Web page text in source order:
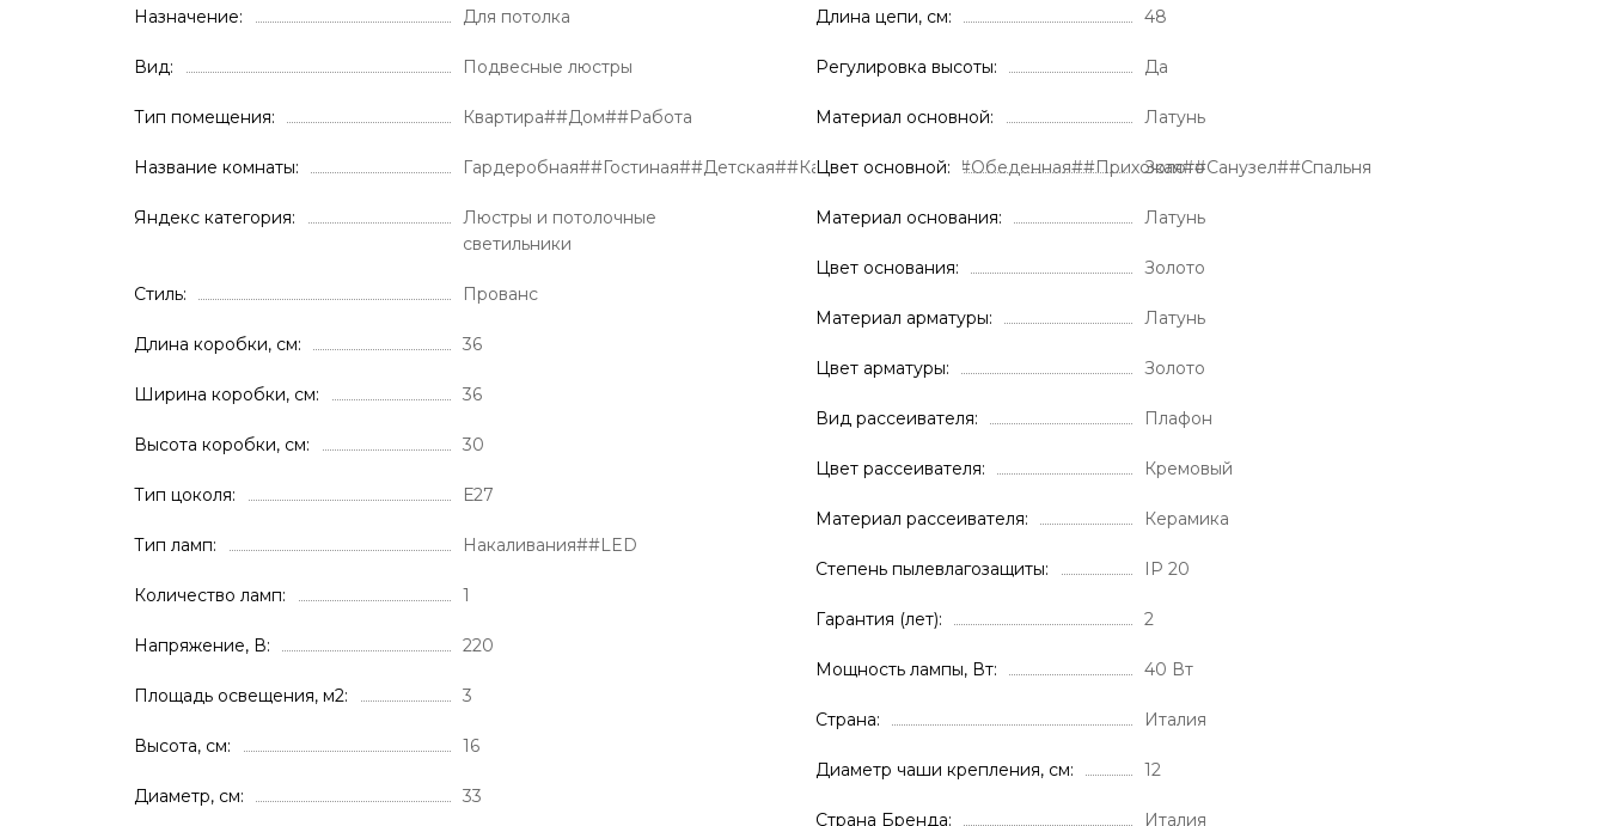
Назначение Для потолка
Вид Подвесные люстры
Тип помещения Квартира##Дом##Работа
Название комнаты Гардеробная##Гостиная##Детская##Кабинет##Кухня##Обеденная##Прихожая##Санузел##Спальня
Яндекс категория
Люстры и потолочные
светильники
Стиль Прованс
Длина коробки, см 36
Ширина коробки, см 36
Высота коробки, см 30
Тип цоколя Е27
Тип ламп Накаливания##LED
Количество ламп 1
Напряжение, В 220
Площадь освещения, м2 3
Высота, см 16
Диаметр, см 33
Длина цепи, см 48
Регулировка высоты Да
Материал основной Латунь
Цвет основной Золото
Материал основания Латунь
Цвет основания Золото
Материал арматуры Латунь
Цвет арматуры Золото
Вид рассеивателя Плафон
Цвет рассеивателя Кремовый
Материал рассеивателя Керамика
Степень пылевлагозащиты IP 20
Гарантия (лет) 2
Мощность лампы, Вт 40 Вт
Страна Италия
Диаметр чаши крепления, см 12
Страна Бренда Италия